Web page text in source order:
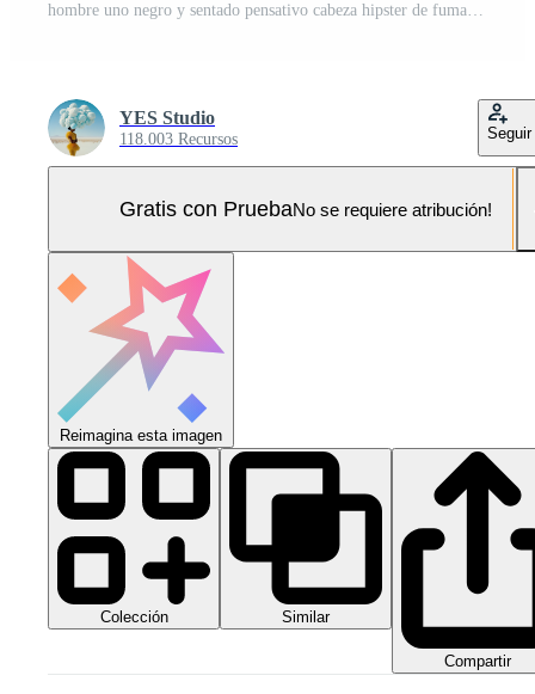
hombre uno negro y sentado pensativo cabeza hipster de fumar retrato Moda blanco juventud espacio estudiante cigarrillo Foto Pro
YES Studio
118.003 Recursos Seguir
Gratis con PruebaNo se requiere atribución!
Reimagina esta imagen
Colección Similar
Compartir